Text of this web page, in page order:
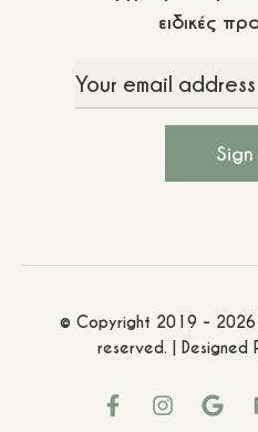
ειδικές
© Copyright 2019 - 2026
reserved. | Designed